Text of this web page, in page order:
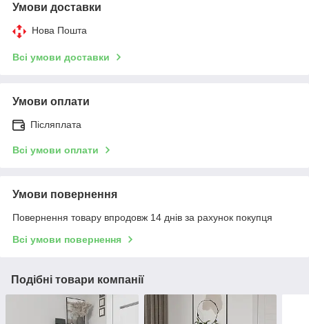
Умови доставки
Нова Пошта
Всі умови доставки
Умови оплати
Післяплата
Всі умови оплати
Умови повернення
Повернення товару впродовж 14 днів за рахунок покупця
Всі умови повернення
Подібні товари компанії